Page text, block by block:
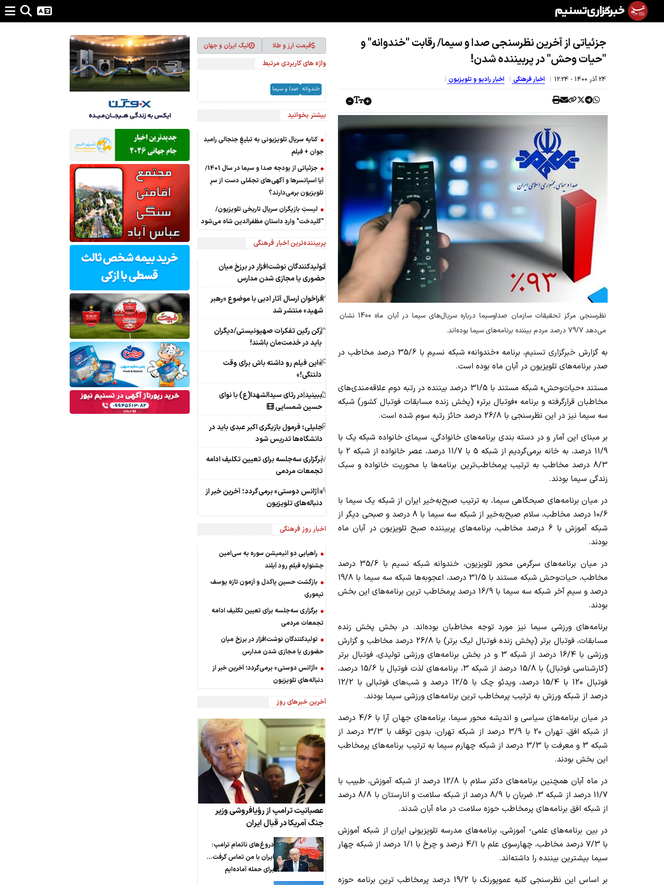
جزئیاتی از آخرین نظرسنجی صدا و سیما/ رقابت "خندوانه" و
"حیات وحش" در پربیننده شدن!
24 آذر 1400 - 12:24 اخبار فرهنگی اخبار رادیو و تلویزیون
نظرسنجی مرکز تحقیقات سازمان صداوسیما درباره سریال‌های سیما در آبان ماه 1400 نشان
می‌دهد 79/7 درصد مردم بیننده برنامه‌های سیما بوده‌اند.
به گزارش خبرگزاری تسنیم
، برنامه «خندوانه» شبکه نسیم با 35/6 درصد مخاطب در
صدر برنامه‌های تلویزیون در آبان ماه بوده است.
مستند «حیات‌وحش» شبکه مستند با 31/5 درصد بیننده در رتبه دوم علاقه‌مندی‌های
مخاطبان قرارگرفته و برنامه «فوتبال برتر» (پخش زنده مسابقات فوتبال کشور) شبکه
سه سیما نیز در این نظرسنجی با 26/8 درصد حائز رتبه سوم شده است.
بر مبنای این آمار و در دسته بندی برنامه‌های خانوادگی، سیمای خانواده شبکه یک با
11/9 درصد، به خانه برمی‌گردیم از شبکه 5 با 11/7 درصد، عصر خانواده از شبکه 2 با
8/3 درصد مخاطب به ترتیب پرمخاطب‌ترین برنامه‌ها با محوریت خانواده و سبک
زندگی سیما بودند.
در میان برنامه‌های صبحگاهی سیما، به ترتیب صبح‌به‌خیر ایران از شبکه یک سیما با
10/6 درصد مخاطب، سلام صبح‌به‌خیر از شبکه سه سیما با 8 درصد و صبحی دیگر از
شبکه آموزش با 6 درصد مخاطب، برنامه‌های پربیننده صبح تلویزیون در آبان ماه
بودند.
در میان برنامه‌های سرگرمی محور تلویزیون، خندوانه شبکه نسیم با 35/6 درصد
مخاطب، حیات‌وحش شبکه مستند با 31/5 درصد، اعجوبه‌ها شبکه سه سیما با 19/8
درصد و سیم آخر شبکه سه سیما با 16/9 درصد پرمخاطب ترین برنامه‌های این بخش
بودند.
برنامه‌های ورزشی سیما نیز مورد توجه مخاطبان بوده‌اند. در بخش پخش زنده
مسابقات، فوتبال برتر (پخش زنده فوتبال لیگ برتر) با 26/8 درصد مخاطب و گزارش
ورزشی با 16/4 درصد از شبکه 3 و در بخش برنامه‌های ورزشی تولیدی، فوتبال برتر
(کارشناسی فوتبال) با 15/8 درصد از شبکه 3، برنامه‌های لذت فوتبال با 15/6 درصد،
فوتبال 120 با 15/4 درصد، ویدئو چک با 12/5 درصد و شب‌های فوتبالی با 12/2
درصد از شبکه ورزش به ترتیب پرمخاطب ترین برنامه‌های ورزشی سیما بودند.
در میان برنامه‌های سیاسی و اندیشه محور سیما، برنامه‌های جهان آرا با 4/6 درصد
از شبکه افق، تهران 20 با 3/9 درصد از شبکه تهران، بدون توقف با 3/3 درصد از
شبکه 3 و معرفت با 3/3 درصد از شبکه چهارم سیما به ترتیب برنامه‌های پرمخاطب
این بخش بودند.
در ماه آبان همچنین برنامه‌های دکتر سلام با 12/8 درصد از شبکه آموزش، طبیب با
11/7 درصد از شبکه 3، ضربان با 8/9 درصد از شبکه سلامت و انارستان با 8/8 درصد
از شبکه افق برنامه‌های پرمخاطب حوزه سلامت در ماه آبان شدند.
در بین برنامه‌های علمی‌- آموزشی، برنامه‌های مدرسه تلویزیونی ایران از شبکه آموزش
با 7/3 درصد مخاطب، چهارسوی علم با 4/1 درصد و چرخ با 1/1 درصد از شبکه چهار
سیما بیشترین بیننده را داشته‌اند.
بر اساس این نظرسنجی کلبه عموپورنگ با 19/2 درصد پرمخاطب ترین برنامه حوزه
قیمت ارز و طلا لیگ ایران و جهان
واژه های کاربردی مرتبط
خندوانه صدا و سیما
بیشتر بخوانید
کنایه سریال تلویزیونی به تبلیغِ جنجالی رامبد
جوان + فیلم
جزئیاتی از بودجه صدا و سیما در سال 1401/
آیا اسپانسرها و آگهی‌های تجمّلی دست از سرِ
تلویزیون برمی‌دارند؟
لیستِ بازیگران سریال تاریخی تلویزیون/
"گلیدخت" واردِ داستانِ‌ مظفرالدین شاه می‌شود
پربیننده‌ترین اخبار فرهنگی
1تولیدکنندگان نوشت‌افزار در برزخ میان
حضوری یا مجازی شدن مدارس
2فراخوان ارسال آثار ادبی با موضوع «رهبر
شهید» منتشر شد
3رکن رکین تفکرات صهیونیستی/دیگران
باید در خدمت‌مان باشند!
4«این فیلم رو داشته باش برای وقت
دلتنگی!»
5ببینید|در رثای سیدالشهدا(ع) با نوای
حسین شمسایی
6جلیلی: فرمول بازیگری اکبر عبدی باید در
دانشگاه‌ها تدریس شود
7برگزاری سه‌جلسه برای تعیین تکلیف ادامه
تجمعات مردمی
8«آژانس دوستی» برمی‌گردد؛ آخرین خبر از
دنباله‌های تلویزیون
اخبار روز فرهنگی
راهیابی دو انیمیشن سوره به سی‌امین
جشنواره فیلم رود آیلند
بازگشت حسین پاکدل و آزمون تازه یوسف
تیموری
برگزاری سه‌جلسه برای تعیین تکلیف ادامه
تجمعات مردمی
تولیدکنندگان نوشت‌افزار در برزخ میان
حضوری یا مجازی شدن مدارس
«آژانس دوستی» برمی‌گردد؛ آخرین خبر از
دنباله‌های تلویزیون
آخرین خبرهای روز
عصبانیت ترامپ از رؤیافروشی وزیر
جنگ آمریکا در قبال ایران
دروغ‌های ناتمام ترامپ:
ایران با من تماس گرفت...
برای حمله آماده‌ایم